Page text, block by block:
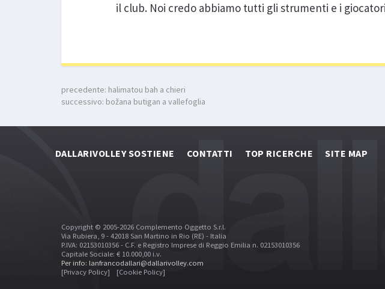
il club. Noi credo abbiamo tutti gli strumenti e i
precedente: halimatou bah a chieri
successivo: božana butigan a vallefoglia
DALLARIVOLLEY SOSTIENE CONTATTI TOP RICERCHE SITE MAP
Copyright © 2005-2026 Complemento Oggetto S.r.l.
Via Rubiera, 9 - 42018 San Martino in Rio (RE) - Italia
P.IVA: 02153010356 - C.F. e Registro Imprese di Reggio Emilia n. 02153010356
Capitale Sociale: € 10.000,00 i.v.
Per info: lanfrancodallari@dallarivolley.com
[Privacy Policy]
[Cookie Policy]